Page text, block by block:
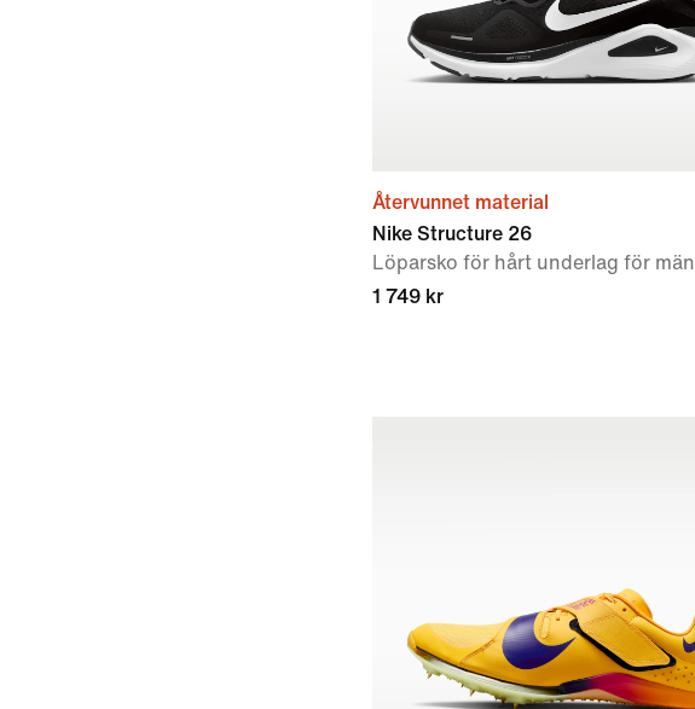
Återvunnet material
Nike Structure 26
Löparsko för hårt underlag för män
1 749 kr